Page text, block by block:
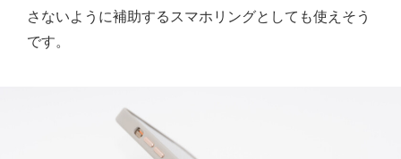
さないように補助するスマホリングとしても使えそう
です。